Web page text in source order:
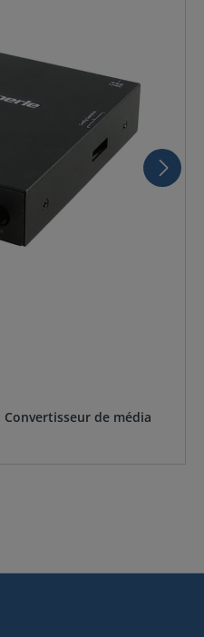
Convertisseur de média